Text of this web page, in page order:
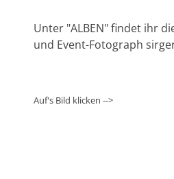
Unter "ALBEN" findet ihr
und Event-Fotograph
Auf's Bild klicken -->